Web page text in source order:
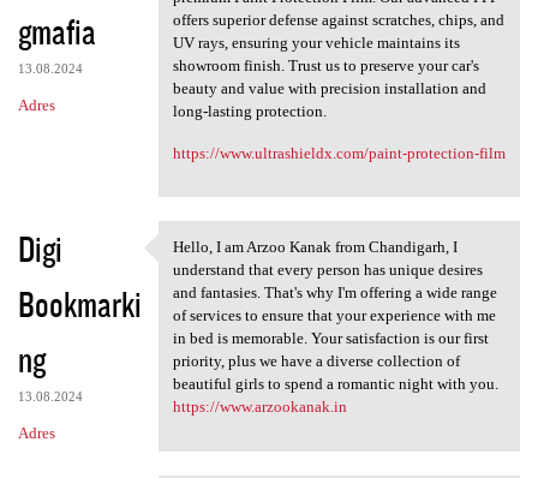
gmafia
13.08.2024
Adres
offers superior defense against scratches, chips, and
UV rays, ensuring your vehicle maintains its
showroom finish. Trust us to preserve your car's
beauty and value with precision installation and
long-lasting protection.
https://www.ultrashieldx.com/paint-protection-film
Digi
Bookmarki
ng
13.08.2024
Adres
Hello, I am Arzoo Kanak from
Hello, I am Arzoo Kanak from Chandigarh, I
understand that every person has unique desires
and fantasies. That's why I'm offering a wide range
of services to ensure that your experience with me
in bed is memorable. Your satisfaction is our first
priority, plus we have a diverse collection of
beautiful girls to spend a romantic night with you.
https://www.arzookanak.in